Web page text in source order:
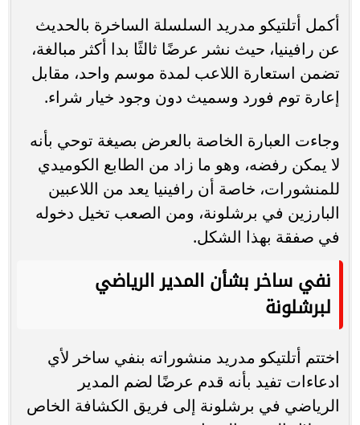
أكمل أتلتيكو مدريد السلسلة الساخرة بالحديث
عن رافينيا، حيث نشر عرضًا ثالثًا بدا أكثر مبالغة،
تضمن استعارة اللاعب لمدة موسم واحد، مقابل
إعارة توم فورد وسميث دون وجود خيار شراء.
وجاءت العبارة الخاصة بالعرض بصيغة توحي بأنه
لا يمكن رفضه، وهو ما زاد من الطابع الكوميدي
للمنشورات، خاصة أن رافينيا يعد من اللاعبين
البارزين في برشلونة، ومن الصعب تخيل دخوله
في صفقة بهذا الشكل.
نفي ساخر بشأن المدير الرياضي
لبرشلونة
اختتم أتلتيكو مدريد منشوراته بنفي ساخر لأي
ادعاءات تفيد بأنه قدم عرضًا لضم المدير
الرياضي في برشلونة إلى فريق الكشافة الخاص